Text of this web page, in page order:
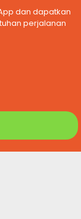
dan dapatkan
perjalanan